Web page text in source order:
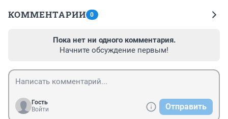
КОММЕНТАРИИ 0
Пока нет ни одного комментария.
Начните обсуждение первым!
Гость
Войти
Отправить